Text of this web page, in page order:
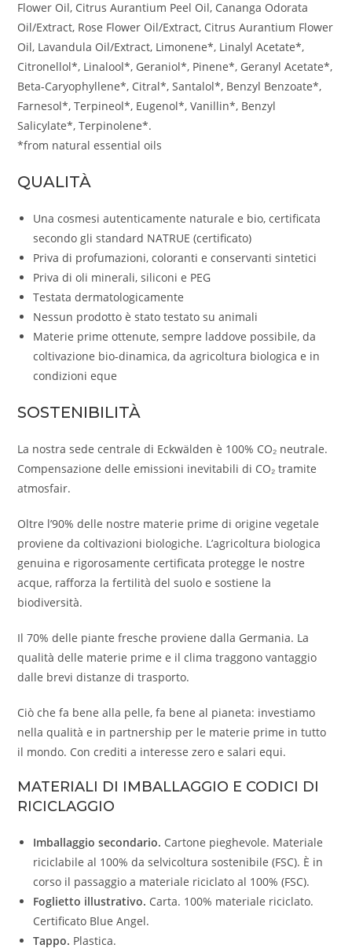
Flower Oil, Citrus Aurantium Peel Oil, Cananga Odorata
Oil/Extract, Rose Flower Oil/Extract, Citrus Aurantium Flower
Oil, Lavandula Oil/Extract, Limonene*, Linalyl Acetate*,
Citronellol*, Linalool*, Geraniol*, Pinene*, Geranyl Acetate*,
Beta-Caryophyllene*, Citral*, Santalol*, Benzyl Benzoate*,
Farnesol*, Terpineol*, Eugenol*, Vanillin*, Benzyl
Salicylate*, Terpinolene*.
*from natural essential oils
QUALITÀ
Una cosmesi autenticamente naturale e bio, certificata
secondo gli standard NATRUE (certificato)
Priva di profumazioni, coloranti e conservanti sintetici
Priva di oli minerali, siliconi e PEG
Testata dermatologicamente
Nessun prodotto è stato testato su animali
Materie prime ottenute, sempre laddove possibile, da
coltivazione bio-dinamica, da agricoltura biologica e in
condizioni eque
SOSTENIBILITÀ
La nostra sede centrale di Eckwälden è 100% CO₂ neutrale.
Compensazione delle emissioni inevitabili di CO₂ tramite
atmosfair.
Oltre l’90% delle nostre materie prime di origine vegetale
proviene da coltivazioni biologiche. L’agricoltura biologica
genuina e rigorosamente certificata protegge le nostre
acque, rafforza la fertilità del suolo e sostiene la
biodiversità.
Il 70% delle piante fresche proviene dalla Germania. La
qualità delle materie prime e il clima traggono vantaggio
dalle brevi distanze di trasporto.
Ciò che fa bene alla pelle, fa bene al pianeta: investiamo
nella qualità e in partnership per le materie prime in tutto
il mondo. Con crediti a interesse zero e salari equi.
MATERIALI DI IMBALLAGGIO E CODICI DI
RICICLAGGIO
Imballaggio secondario. Cartone pieghevole. Materiale
riciclabile al 100% da selvicoltura sostenibile (FSC). È in
corso il passaggio a materiale riciclato al 100% (FSC).
Foglietto illustrativo. Carta. 100% materiale riciclato.
Certificato Blue Angel.
Tappo. Plastica.